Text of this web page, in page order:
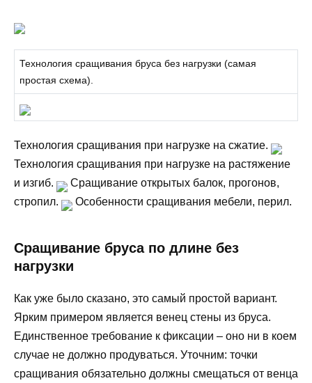
Технология сращивания бруса без нагрузки (самая
простая схема).
Технология сращивания при нагрузке на сжатие.
Технология сращивания при нагрузке на растяжение
и изгиб.
Сращивание открытых балок, прогонов,
стропил.
Особенности сращивания мебели, перил.
Сращивание бруса по длине без
нагрузки
Как уже было сказано, это самый простой вариант.
Ярким примером является венец стены из бруса.
Единственное требование к фиксации – оно ни в коем
случае не должно продуваться. Уточним: точки
сращивания обязательно должны смещаться от венца